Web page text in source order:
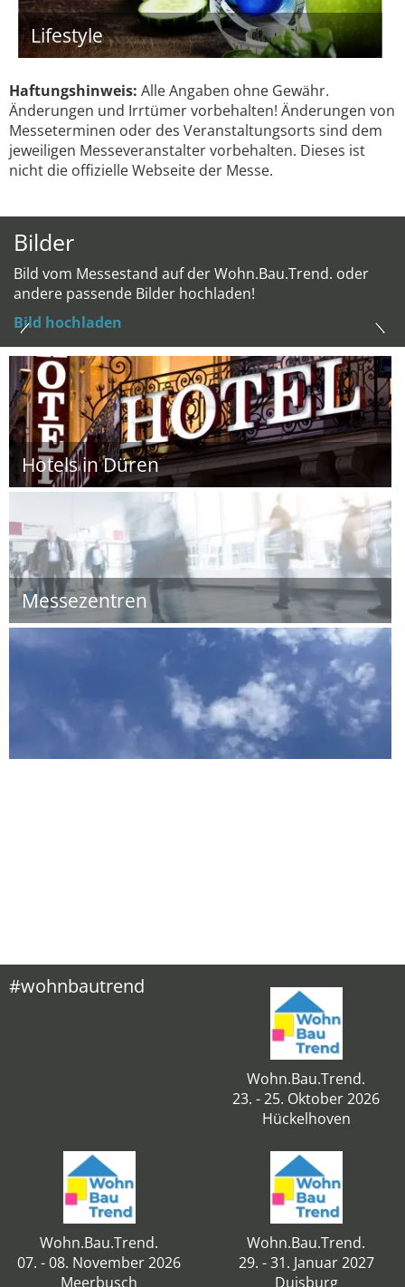
Lifestyle
Haftungshinweis: Alle Angaben ohne Gewähr.
Änderungen und Irrtümer vorbehalten! Änderungen von
Messeterminen oder des Veranstaltungsorts sind dem
jeweiligen Messeveranstalter vorbehalten. Dieses ist
nicht die offizielle Webseite der Messe.
Bilder
Bild vom Messestand auf der Wohn.Bau.Trend. oder
andere passende Bilder hochladen!
Bild hochladen
Hotels in Düren
Messezentren
#wohnbautrend
Wohn.Bau.Trend.
23. - 25. Oktober 2026
Hückelhoven
Wohn.Bau.Trend.
07. - 08. November 2026
Meerbusch
Wohn.Bau.Trend.
29. - 31. Januar 2027
Duisburg